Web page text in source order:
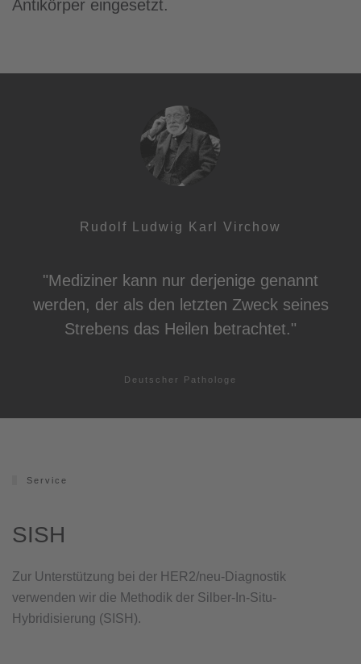
Antikörper eingesetzt.
Rudolf Ludwig Karl Virchow
"Mediziner kann nur derjenige genannt
werden, der als den letzten Zweck seines
Strebens das Heilen betrachtet."
Deutscher Pathologe
Service
SISH
Zur Unterstützung bei der HER2/neu-Diagnostik
verwenden wir die Methodik der Silber-In-Situ-
Hybridisierung (SISH).